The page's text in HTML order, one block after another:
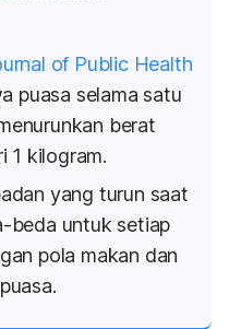
of Public Health
puasa selama satu
berat
1 kilogram.
yang turun saat
beda untuk setiap
pola makan dan